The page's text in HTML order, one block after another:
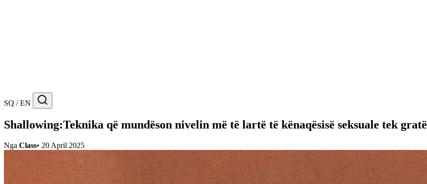
SQ / EN
Shallowing:Teknika që mundëson nivelin më të lartë të kënaqësisë seksuale tek gratë
Nga Class• 20 April 2025